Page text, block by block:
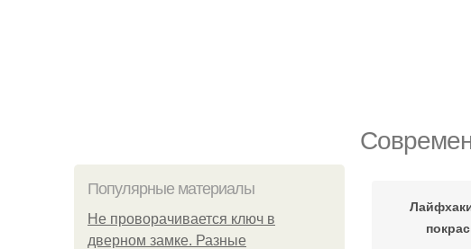
Популярные материалы
Не проворачивается ключ в
дверном замке. Разные